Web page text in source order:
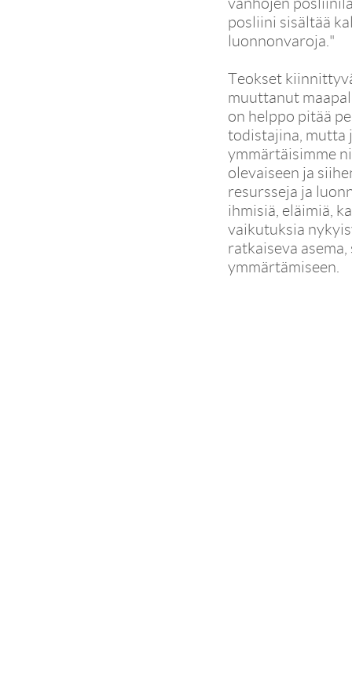
posliini sisältää
luonnonvaroja."
Teokset
muuttanut
on helppo pitää
todistajina, mutta
ymmärtäisimme
olevaiseen ja
resursseja ja
ihmisiä, eläimiä,
vaikutuksia
ratkaiseva
ymmärtämiseen.